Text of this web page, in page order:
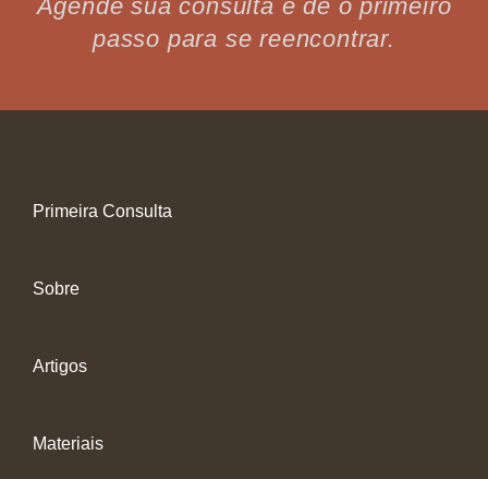
Agende sua consulta e dê o primeiro
passo para se reencontrar.
Primeira Consulta
Sobre
Artigos
Materiais